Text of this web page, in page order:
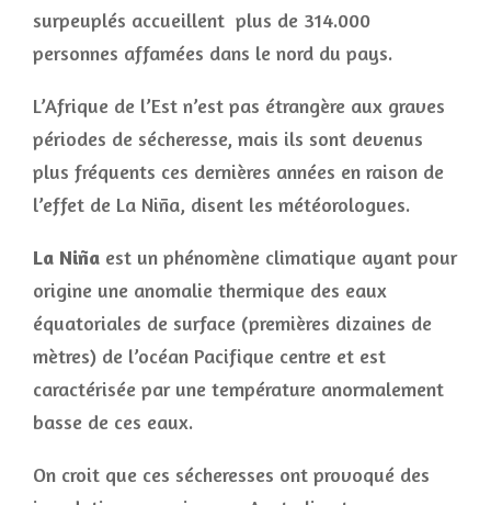
surpeuplés accueillent plus de 314.000
personnes affamées dans le nord du pays.
L’Afrique de l’Est n’est pas étrangère aux graves
périodes de sécheresse, mais ils sont devenus
plus fréquents ces dernières années en raison de
l’effet de La Niña, disent les météorologues.
La Niña est un phénomène climatique ayant pour
origine une anomalie thermique des eaux
équatoriales de surface (premières dizaines de
mètres) de l’océan Pacifique centre et est
caractérisée par une température anormalement
basse de ces eaux.
On croit que ces sécheresses ont provoqué des